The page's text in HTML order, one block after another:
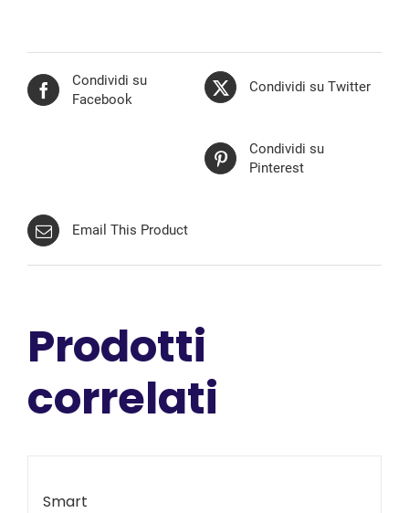
Condividi su
Facebook
Condividi su Twitter
Condividi su
Pinterest
Email This Product
Prodotti
correlati
Smart